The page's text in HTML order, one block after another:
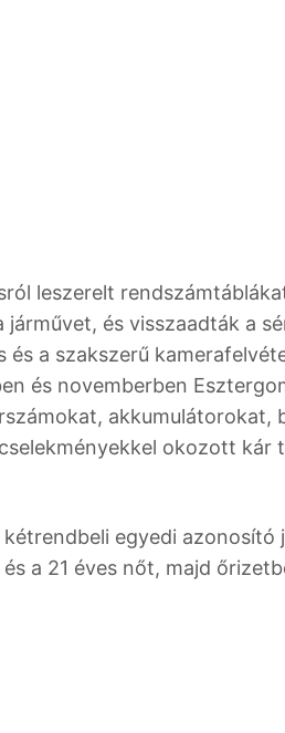
leszerelt
és visszaadták a
a szakszerű
és novemberben
akkumulátorokat,
okozott kár
egyedi azonosító
a 21 éves nőt, majd